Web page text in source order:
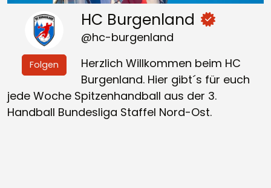
Folgen
HC Burgenland
@hc-burgenland
Herzlich Willkommen beim HC
Burgenland. Hier gibt´s für euch
jede Woche Spitzenhandball aus der 3.
Handball Bundesliga Staffel Nord-Ost.